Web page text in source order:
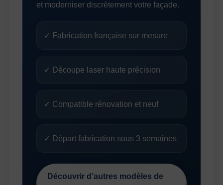
et moderniser discrètement votre façade.
✓ Fabrication française sur mesure
✓ Découpe laser haute précision
✓ Compatible rénovation et neuf
✓ Départ fabrication sous 3 semaines
Découvrir d’autres modèles de